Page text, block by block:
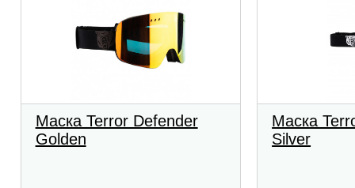
Маска Terror Defender
Golden
Маска
Silver